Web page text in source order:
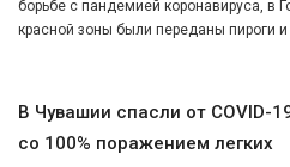
борьбе с пандемией коронавируса, в
красной зоны были переданы пироги
В Чувашии спасли от COVID-
со 100% поражением легких